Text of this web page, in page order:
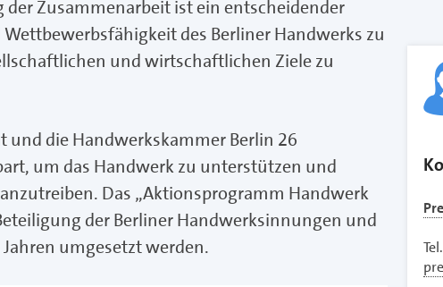
Zusammenarbeit ist ein entscheidender
des Berliner Handwerks zu
und wirtschaftlichen Ziele zu
und die Handwerkskammer Berlin 26
um das Handwerk zu unterstützen und
Das „Aktionsprogramm Handwerk
der Berliner Handwerksinnungen und
umgesetzt werden.